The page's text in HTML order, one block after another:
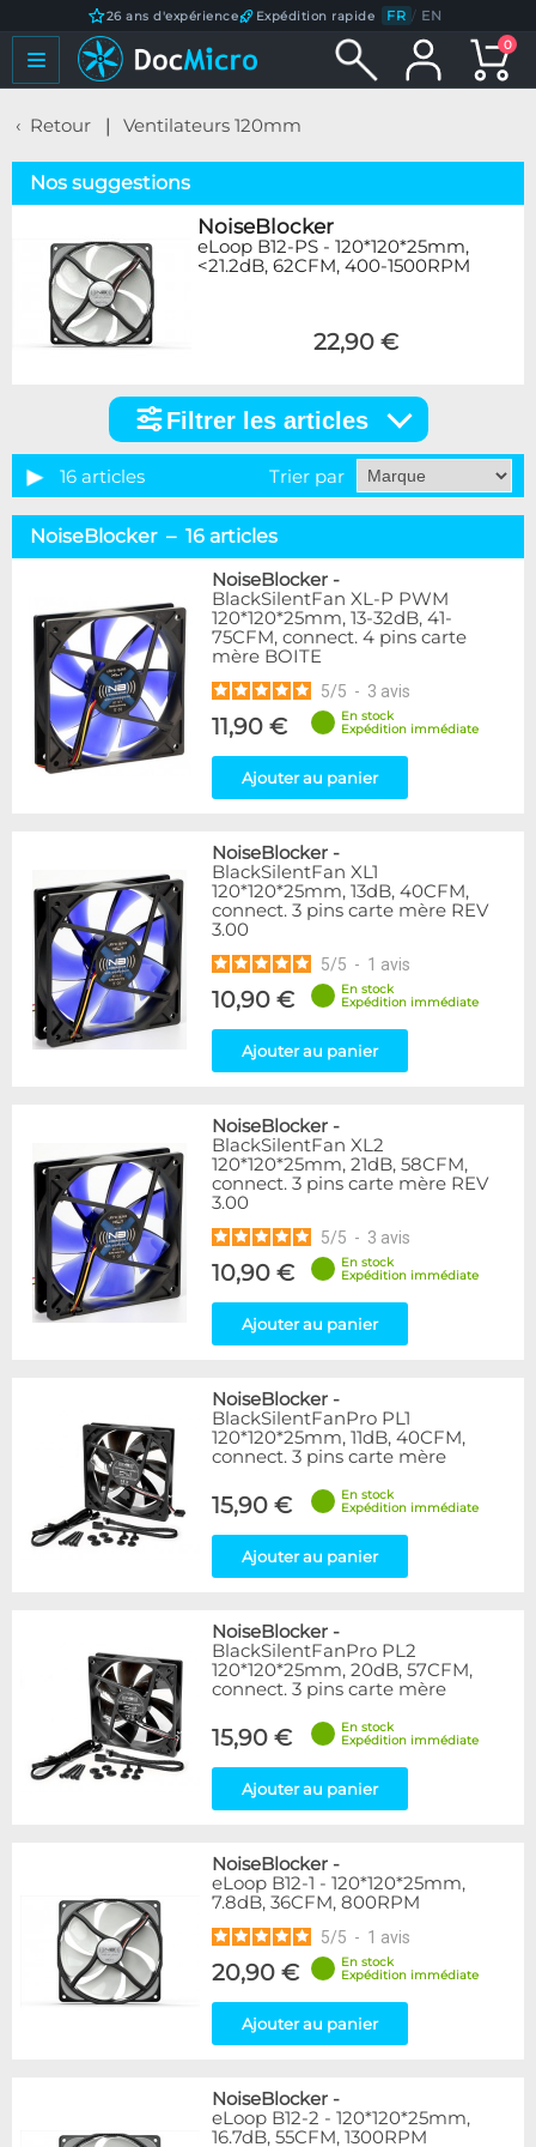
26 ans d'expérience Expédition rapide FR / EN
0
Retour Ventilateurs 120mm
Nos suggestions
NoiseBlocker
eLoop B12-PS - 120*120*25mm,
<21.2dB, 62CFM, 400-1500RPM
22,90 €
articles
Marque
Alphacool
3
EK Water Blocks
3
Noctua
4
NoiseBlocker
16
Phobya
1
Disponibilité / Promotions
Articles en stock
Appliquer
Filtrer les articles
16 articles Trier par
NoiseBlocker – 16 articles
NoiseBlocker -
BlackSilentFan XL-P PWM
120*120*25mm, 13-32dB, 41-
75CFM, connect. 4 pins carte
mère BOITE
5/5 - 3 avis
11,90 €
En stock
Expédition immédiate
Ajouter au panier
NoiseBlocker -
BlackSilentFan XL1
120*120*25mm, 13dB, 40CFM,
connect. 3 pins carte mère REV
3.00
5/5 - 1 avis
10,90 €
En stock
Expédition immédiate
Ajouter au panier
NoiseBlocker -
BlackSilentFan XL2
120*120*25mm, 21dB, 58CFM,
connect. 3 pins carte mère REV
3.00
5/5 - 3 avis
10,90 €
En stock
Expédition immédiate
Ajouter au panier
NoiseBlocker -
BlackSilentFanPro PL1
120*120*25mm, 11dB, 40CFM,
connect. 3 pins carte mère
15,90 €
En stock
Expédition immédiate
Ajouter au panier
NoiseBlocker -
BlackSilentFanPro PL2
120*120*25mm, 20dB, 57CFM,
connect. 3 pins carte mère
15,90 €
En stock
Expédition immédiate
Ajouter au panier
NoiseBlocker -
eLoop B12-1 - 120*120*25mm,
7.8dB, 36CFM, 800RPM
5/5 - 1 avis
20,90 €
En stock
Expédition immédiate
Ajouter au panier
NoiseBlocker -
eLoop B12-2 - 120*120*25mm,
16.7dB, 55CFM, 1300RPM